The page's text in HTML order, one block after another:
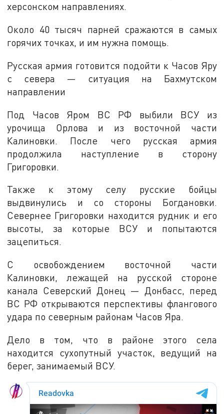
херсонском направлениях.
Около 40 тысяч парней сражаются в самых
горячих точках, и им нужна помощь.
Русская армия готовится подойти к Часов Яру
с севера — ситуация на Бахмутском
направлении
Под Часов Яром ВС РФ выбили ВСУ из
урочища Орлова и из восточной части
Калиновки. После чего русская армия
продолжила наступление в сторону
Григоровки.
Также к этому селу русские бойцы
выдвинулись и со стороны Богдановки.
Севернее Григоровки находится рудник и его
высоты, за которые ВСУ и попытаются
зацепиться.
С освобождением восточной части
Калиновки, лежащей на русской стороне
канала Северский Донец — Донбасс, перед
ВС РФ открываются перспективы флангового
удара по северным районам Часов Яра.
Дело в том, что в районе этого села
находится сухопутный участок, ведущий на
берег, занимаемый ВСУ.